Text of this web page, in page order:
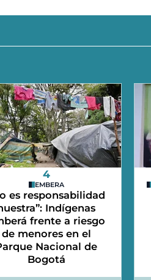
4
EMBERA
es responsabilidad
Indígenas
frente a riesgo
de menores en el
Nacional de
Bogotá